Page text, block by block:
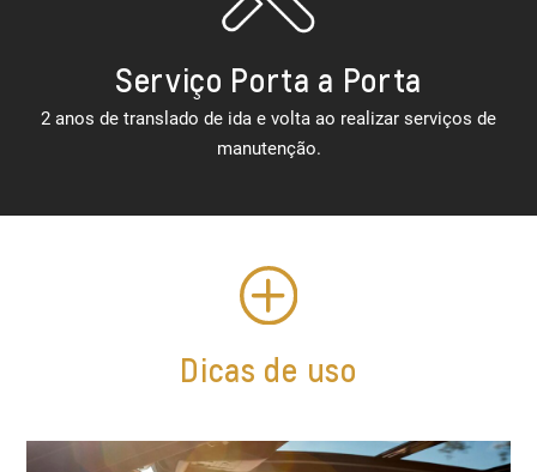
Serviço Porta a Porta
2 anos de translado de ida e volta ao realizar serviços de
manutenção.
Dicas de uso